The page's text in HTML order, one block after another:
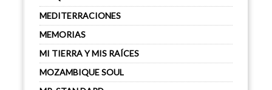
MEDITERRACIONES
MEMORIAS
MI TIERRA Y MIS RAÍCES
MOZAMBIQUE SOUL